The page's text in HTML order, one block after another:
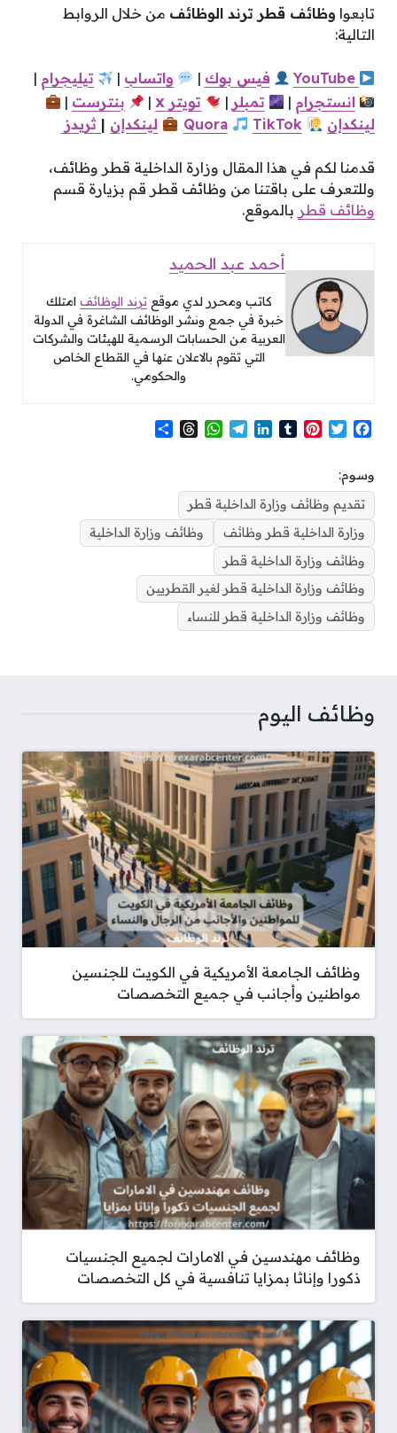
تابعوا وظائف قطر ترند الوظائف من خلال الروابط
التالية:
YouTube فيس بوك | واتساب | تيليجرام |
انستجرام | تمبلر | تويتر x
| بنترست |
لينكدإن
Quora TikTok لينكدإن | ثريدز
قدمنا لكم في هذا المقال وزارة الداخلية قطر وظائف،
وللتعرف على باقتنا من وظائف قطر قم بزيارة قسم
وظائف قطر بالموقع.
أحمد عبد الحميد
كاتب ومحرر لدي موقع ترند الوظائف امتلك
خبرة في جمع ونشر الوظائف الشاغرة في الدولة
العربية من الحسابات الرسمية للهيئات والشركات
التي تقوم بالاعلان عنها في القطاع الخاص
والحكومي.
e
b
o
o
k
e
r
e
r
e
s
t
l
r
e
d
I
n
g
r
a
m
W
s
A
p
p
a
d
s
وسوم:
تقديم وظائف وزارة الداخلية قطر
وزارة الداخلية قطر وظائف
وظائف وزارة الداخلية
وظائف وزارة الداخلية قطر
وظائف وزارة الداخلية قطر لغير القطريين
وظائف وزارة الداخلية قطر للنساء
وظائف اليوم
وظائف الجامعة الأمريكية في الكويت للجنسين
مواطنين وأجانب في جميع التخصصات
وظائف مهندسين في الامارات لجميع الجنسيات
ذكورا وإناثا بمزايا تنافسية في كل التخصصات